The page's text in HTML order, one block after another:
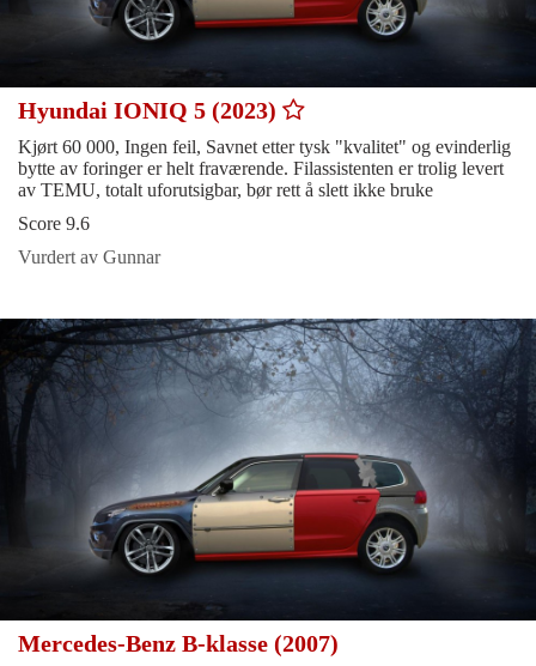
Hyundai IONIQ 5 (2023)
Kjørt 60 000, Ingen feil, Savnet etter tysk "kvalitet" og evinderlig
bytte av foringer er helt fraværende. Filassistenten er trolig levert
av TEMU, totalt uforutsigbar, bør rett å slett ikke bruke
Score 9.6
Vurdert av Gunnar
Mercedes-Benz B-klasse (2007)